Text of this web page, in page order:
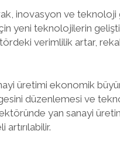
inovasyon ve teknoloji
yeni teknolojilerin
verimlilik artar,
üretimi ekonomik
düzenlemesi ve
yan sanayi